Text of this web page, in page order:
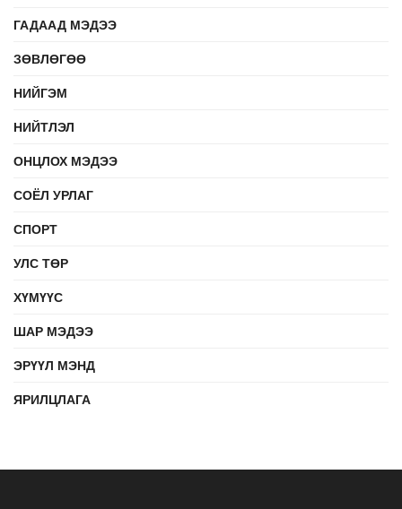
ГАДААД МЭДЭЭ
ЗӨВЛӨГӨӨ
НИЙГЭМ
НИЙТЛЭЛ
ОНЦЛОХ МЭДЭЭ
СОЁЛ УРЛАГ
СПОРТ
УЛС ТӨР
ХҮМҮҮС
ШАР МЭДЭЭ
ЭРҮҮЛ МЭНД
ЯРИЛЦЛАГА